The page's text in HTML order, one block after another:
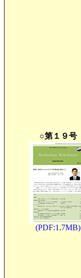
○第１９号
(PDF:1.7MB)